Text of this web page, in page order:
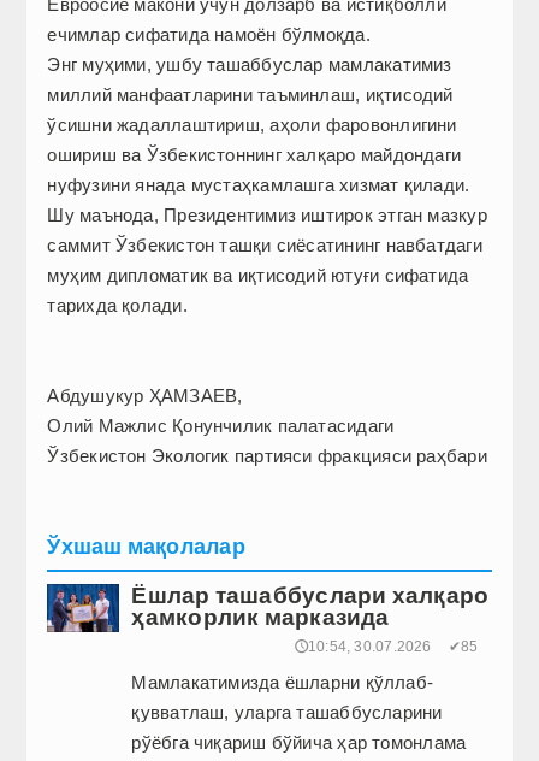
Евроосиё макони учун долзарб ва истиқболли
ечимлар сифатида намоён бўлмоқда.
Энг муҳими, ушбу ташаббуслар мамлакатимиз
миллий манфаатларини таъминлаш, иқтисодий
ўсишни жадаллаштириш, аҳоли фаровонлигини
ошириш ва Ўзбекистоннинг халқаро майдондаги
нуфузини янада мус­таҳкамлашга хизмат қилади.
Шу маънода, Президентимиз иштирок этган мазкур
саммит Ўзбекистон ташқи сиёсатининг навбатдаги
муҳим дипломатик ва иқтисодий ютуғи сифатида
тарихда қолади.
Абдушукур ҲАМЗАЕВ,
Олий Мажлис Қонунчилик палатасидаги
Ўзбекистон Экологик партияси фракцияси раҳбари
Ўхшаш мақолалар
Ёшлар ташаббуслари халқаро
ҳамкорлик марказида
🕔10:54, 30.07.2026 ✔85
Мамлакатимизда ёшларни қўллаб-
қувватлаш, уларга ташаб­бусларини
рўёбга чиқариш бўйича ҳар томонлама